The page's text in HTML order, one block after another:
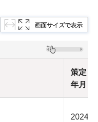
画面サイズで表示
策定（
年月
2024